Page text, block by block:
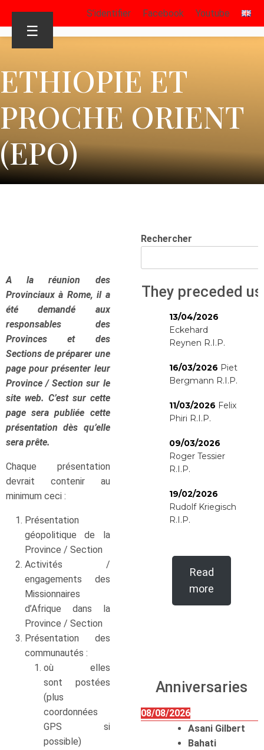
S’identifier Facebook Youtube
☰
ETHIOPIE ET
PROCHE ORIENT
(EPO)
A la réunion des
Provinciaux à Rome, il a
été demandé aux
responsables des
Provinces et des
Sections de préparer une
page pour présenter leur
Province / Section sur le
site web. C’est sur cette
page sera publiée cette
présentation dès qu’elle
sera prête.
Chaque présentation
devrait contenir au
minimum ceci :
Présentation
géopolitique de la
Province / Section
Activités /
engagements des
Missionnaires
d’Afrique dans la
Province / Section
Présentation des
communautés :
où elles
sont postées
(plus
coordonnées
GPS si
possible)
Rechercher
They preceded us
13/04/2026
Eckehard
Reynen R.I.P.
16/03/2026 Piet
Bergmann R.I.P.
11/03/2026 Felix
Phiri R.I.P.
09/03/2026
Roger Tessier
R.I.P.
19/02/2026
Rudolf Kriegisch
R.I.P.
Read
more
Anniversaries
08/08/2026
Asani Gilbert
Bahati